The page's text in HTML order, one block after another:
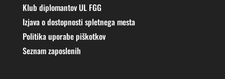
Klub diplomantov UL FGG
Izjava o dostopnosti spletnega mesta
Politika uporabe piškotkov
Seznam zaposlenih